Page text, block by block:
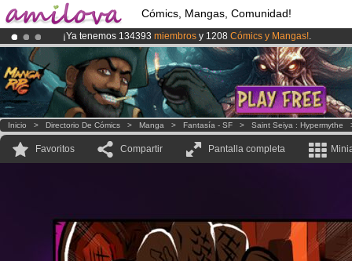
Cómics, Mangas, Comunidad!
¡Ya tenemos 134393 miembros y 1208 Cómics y Mangas!.
¡El Kickstarter Amilova está desormado lanzado!.
¡Conviertete en Premium por3.95 euros al mes!Hazte Premium ya
Inicio > Directorio De Cómics > Manga > Fantasía - SF > Saint Seiya : Hypermythe
Favoritos Compartir Pantalla completa